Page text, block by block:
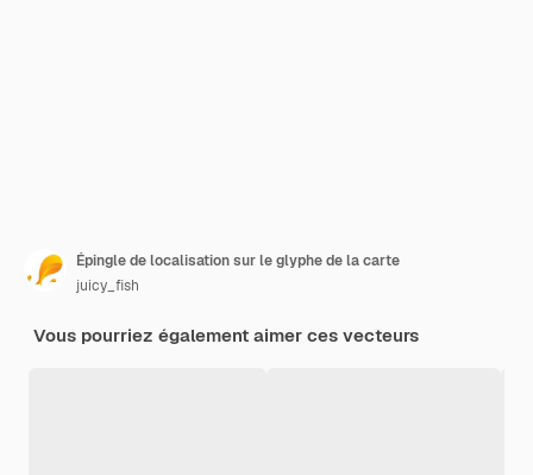
Épingle de localisation sur le glyphe de la carte
juicy_fish
Vous pourriez également aimer ces vecteurs